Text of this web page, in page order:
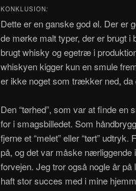
KONKLUSION:
Dette er en ganske god øl. Der er
de mørke malt typer, der er brugt i
brugt whisky og egetræ i
whiskyen kigger kun en smule
er ikke noget som trækker ned, da
Den “tørhed”, som var at finde
for i smagsbilledet. Som
fjerne et “melet” eller “tørt”
på, og det var måske nærliggende
forvejen. Jeg tror også nogle år
haft stor succes med i mine